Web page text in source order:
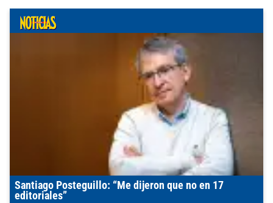
Santiago Posteguillo: “Me dijeron que no en 17
editoriales”